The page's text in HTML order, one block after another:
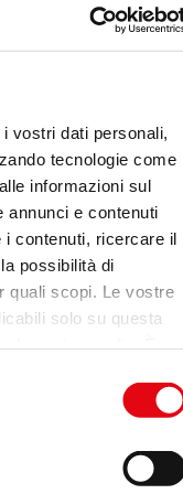
vostri dati personali,
tecnologie come
informazioni sul
annunci e contenuti
i contenuti, ricercare il
possibilità di
quali scopi. Le vostre
solo su questa
sui cookie o facendo
possono
e in perfetta
dedicata a
stampo
operatori